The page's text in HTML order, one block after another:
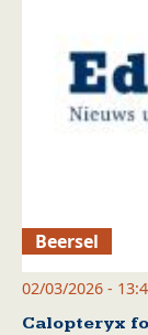
Beersel
02/03/2026 -
Calopteryx